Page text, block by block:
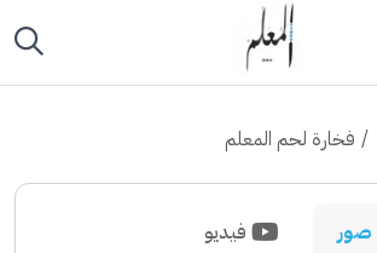
فخارة لحم المعلم
فيديو